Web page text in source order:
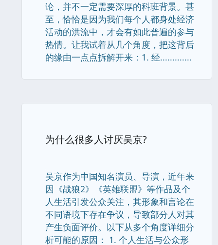
论，并不一定需要深厚的科班背景。甚
至，恰恰是因为我们每个人都身处经济
活动的洪流中，才会有如此普遍的参与
热情。让我试着从几个角度，把这背后
的缘由一点点拆解开来：1. 经.............
为什么很多人讨厌吴京?
吴京作为中国知名演员、导演，近年来
因《战狼2》《英雄联盟》等作品及个
人生活引发公众关注，其形象和言论在
不同语境下存在争议，导致部分人对其
产生负面评价。以下从多个角度详细分
析可能的原因： 1. 个人生活与公众形